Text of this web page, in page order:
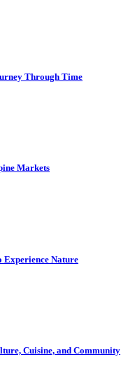
Through Time
Markets
Experience Nature
Cuisine, and Community